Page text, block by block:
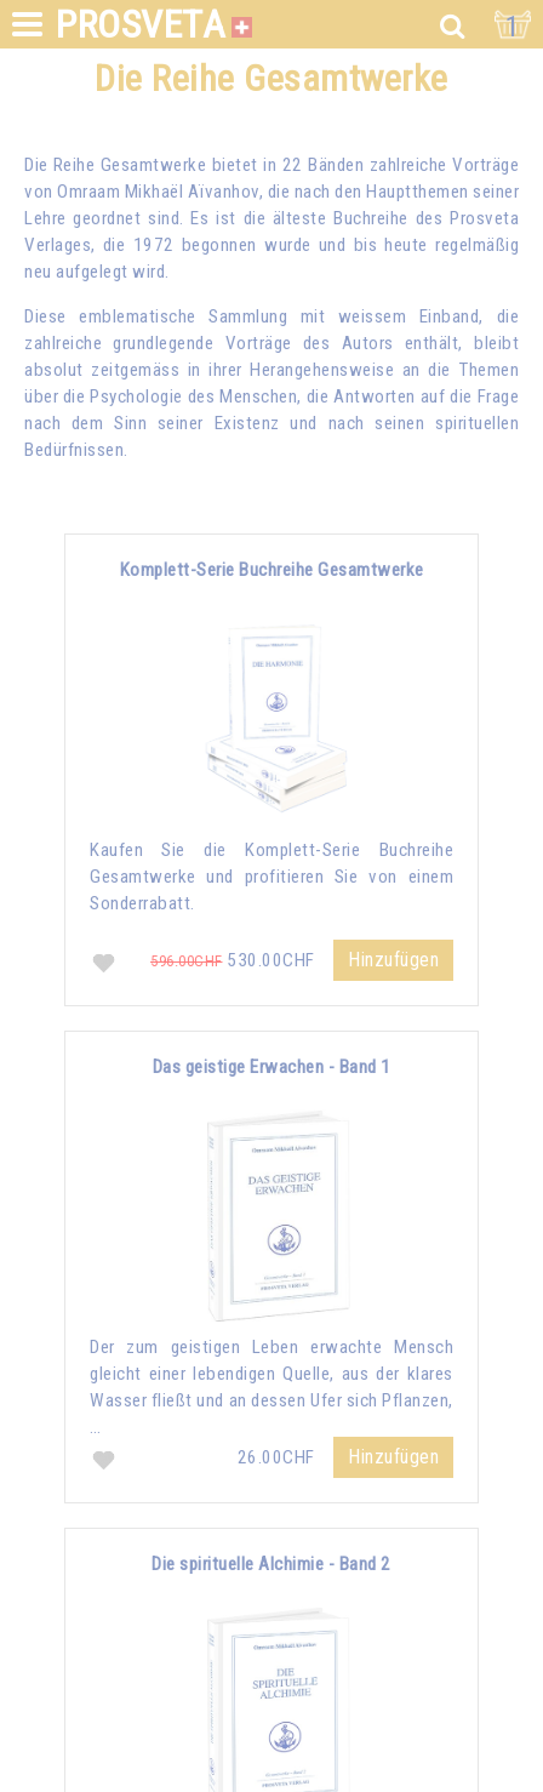
PROSVETA 1
Die Reihe Gesamtwerke
Die Reihe Gesamtwerke bietet in 22 Bänden zahlreiche Vorträge
von Omraam Mikhaël Aïvanhov, die nach den Hauptthemen seiner
Lehre geordnet sind. Es ist die älteste Buchreihe des Prosveta
Verlages, die 1972 begonnen wurde und bis heute regelmäßig
neu aufgelegt wird.
Diese emblematische Sammlung mit weissem Einband, die
zahlreiche grundlegende Vorträge des Autors enthält, bleibt
absolut zeitgemäss in ihrer Herangehensweise an die Themen
über die Psychologie des Menschen, die Antworten auf die Frage
nach dem Sinn seiner Existenz und nach seinen spirituellen
Bedürfnissen.
Komplett-Serie Buchreihe Gesamtwerke
Kaufen Sie die Komplett-Serie Buchreihe
Gesamtwerke und profitieren Sie von einem
Sonderrabatt.
596.00CHF530.00CHF Hinzufügen
Das geistige Erwachen - Band 1
Der zum geistigen Leben erwachte Mensch
gleicht einer lebendigen Quelle, aus der klares
Wasser fließt und an dessen Ufer sich Pflanzen,
26.00CHF
Hinzufügen
Die spirituelle Alchimie - Band 2